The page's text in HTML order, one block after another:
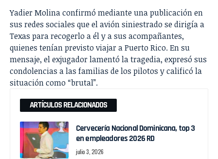
Yadier Molina confirmó mediante una publicación en
sus redes sociales que el avión siniestrado se dirigía a
Texas para recogerlo a él y a sus acompañantes,
quienes tenían previsto viajar a Puerto Rico. En su
mensaje, el exjugador lamentó la tragedia, expresó sus
condolencias a las familias de los pilotos y calificó la
situación como “brutal”.
ARTÍCULOS RELACIONADOS
Cervecería Nacional Dominicana, top 3
en empleadores 2026 RD
julio 3, 2026